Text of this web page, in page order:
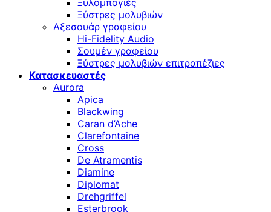
Ξυλομπογιές
Ξύστρες μολυβιών
Αξεσουάρ γραφείου
Hi-Fidelity Audio
Σουμέν γραφείου
Ξύστρες μολυβιών επιτραπέζιες
Κατασκευαστές
Aurora
Apica
Blackwing
Caran d’Ache
Clarefontaine
Cross
De Atramentis
Diamine
Diplomat
Drehgriffel
Esterbrook